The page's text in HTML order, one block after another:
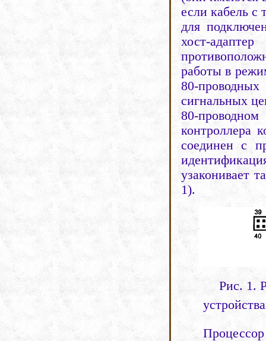
если кабель с
для
хост-
работы в
80-проводных
сигнальных
80-
контроллера
соединен с
узаконивает
1).
Рис. 1.
Процессор